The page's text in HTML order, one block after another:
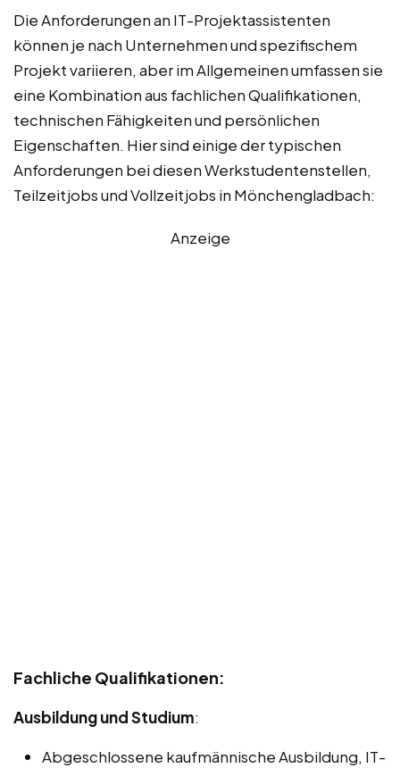
Die Anforderungen an IT-Projektassistenten
können je nach Unternehmen und spezifischem
Projekt variieren, aber im Allgemeinen umfassen sie
eine Kombination aus fachlichen Qualifikationen,
technischen Fähigkeiten und persönlichen
Eigenschaften. Hier sind einige der typischen
Anforderungen bei diesen Werkstudentenstellen,
Teilzeitjobs und Vollzeitjobs in Mönchengladbach:
Anzeige
Fachliche Qualifikationen:
Ausbildung und Studium:
Abgeschlossene kaufmännische Ausbildung, IT-